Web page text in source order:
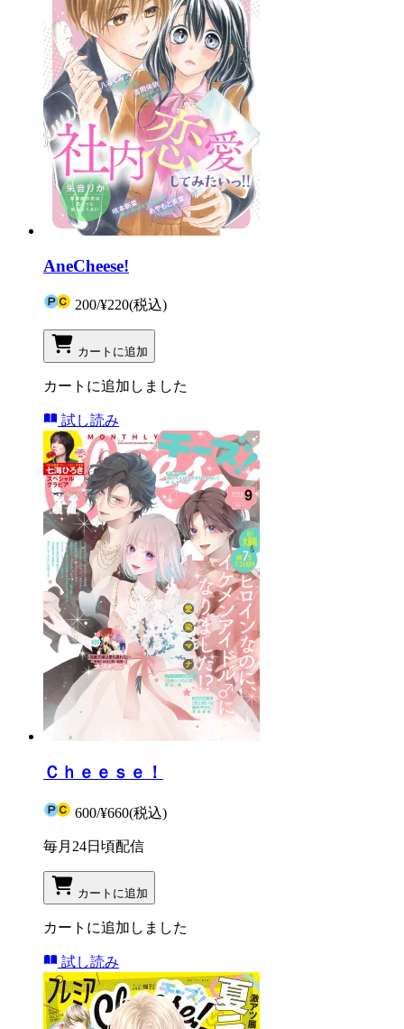
AneCheese!
200/¥220(税込)
カートに追加
カートに追加しました
試し読み
Ｃｈｅｅｓｅ！
600/¥660(税込)
毎月24日頃配信
カートに追加
カートに追加しました
試し読み